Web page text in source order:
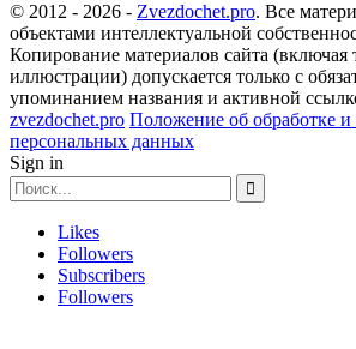
© 2012 - 2026 - Zvezdochet.pro. Все
объектами интеллектуальной
Копирование материалов сайта (включая
иллюстрации) допускается только с
упоминанием названия и активной
zvezdochet.pro Положение об обработке и
персональных данных
Sign in
Likes
Followers
Subscribers
Followers